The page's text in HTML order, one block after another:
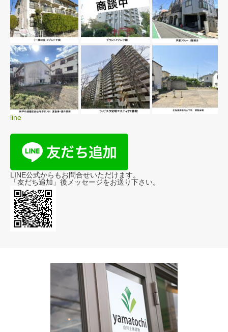
line
LINE公式からもお問合せいただけます。
「友だち追加」後メッセージをお送り下さい。